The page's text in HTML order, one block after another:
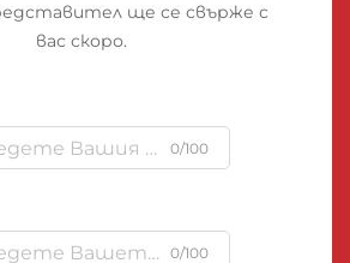
ще се свърже с
вас скоро.
0/100
0/100